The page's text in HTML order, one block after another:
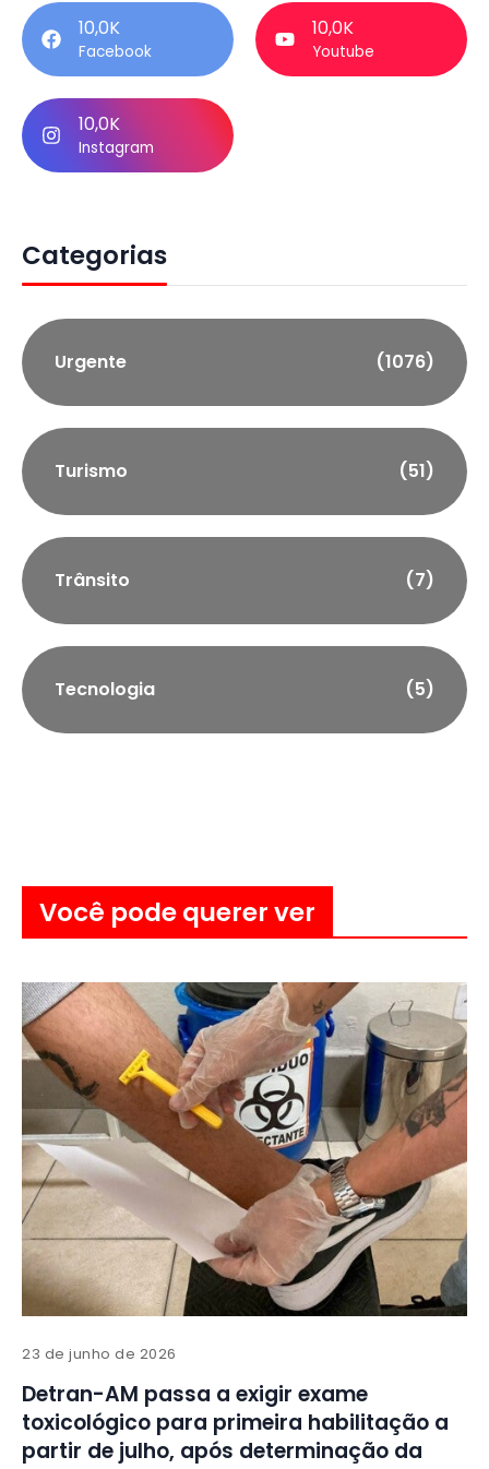
10,0K
Facebook
10,0K
Youtube
10,0K
Instagram
Categorias
Urgente (1076)
Turismo (51)
Trânsito (7)
Tecnologia (5)
Você pode querer ver
23 de junho de 2026
Detran-AM passa a exigir exame
toxicológico para primeira habilitação a
partir de julho, após determinação da